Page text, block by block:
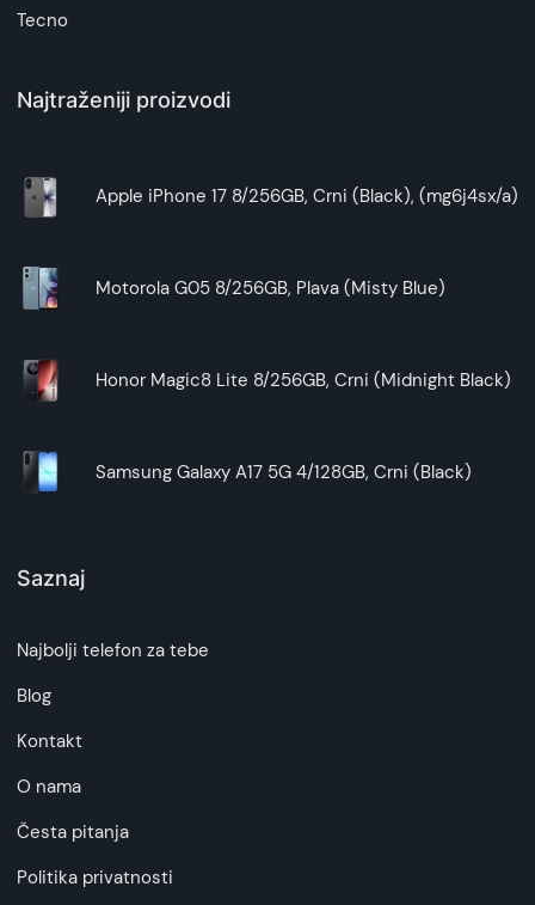
Tecno
Najtraženiji proizvodi
Apple iPhone 17 8/256GB, Crni (Black), (mg6j4sx/a)
Motorola G05 8/256GB, Plava (Misty Blue)
Honor Magic8 Lite 8/256GB, Crni (Midnight Black)
Samsung Galaxy A17 5G 4/128GB, Crni (Black)
Saznaj
Najbolji telefon za tebe
Blog
Kontakt
O nama
Česta pitanja
Politika privatnosti